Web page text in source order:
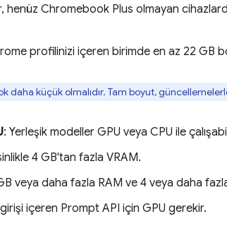
henüz Chromebook Plus olmayan
profilinizi içeren birimde en az 22 GB
daha küçük olmalıdır. Tam boyut,
: Yerleşik modeller GPU veya CPU ile
4 GB'tan fazla VRAM.
veya daha fazla RAM ve 4 veya daha
içeren Prompt API için GPU gerekir.